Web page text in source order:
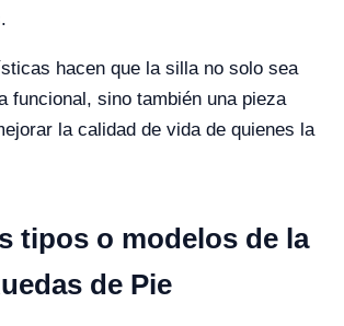
hacen que la silla no solo sea
funcional, sino también una pieza
la calidad de vida de quienes la
tipos o modelos de la
de Pie